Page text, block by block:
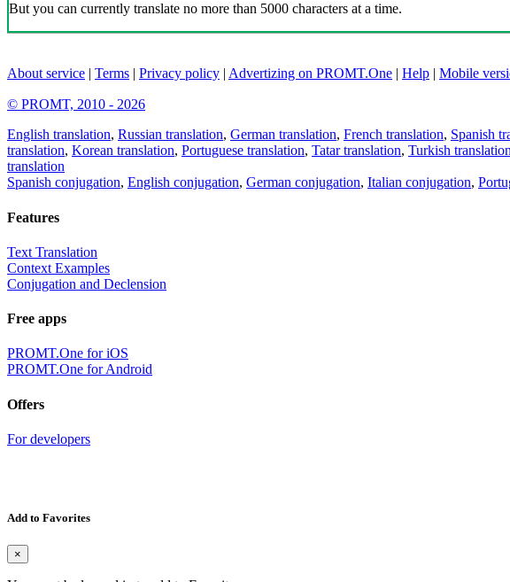
But you can currently translate no more than 5000 characters at a time.
About service | Terms | Privacy policy | Advertizing on PROMT.One | Help | Mobile
© PROMT, 2010 - 2026
English translation, Russian translation, German translation, French translation, Spanish
translation, Korean translation, Portuguese translation, Tatar translation, Turkish
translation
Spanish conjugation, English conjugation, German conjugation, Italian conjugation,
Features
Text Translation
Context Examples
Conjugation and Declension
Free apps
PROMT.One for iOS
PROMT.One for Android
Offers
For developers
Add to Favorites
×